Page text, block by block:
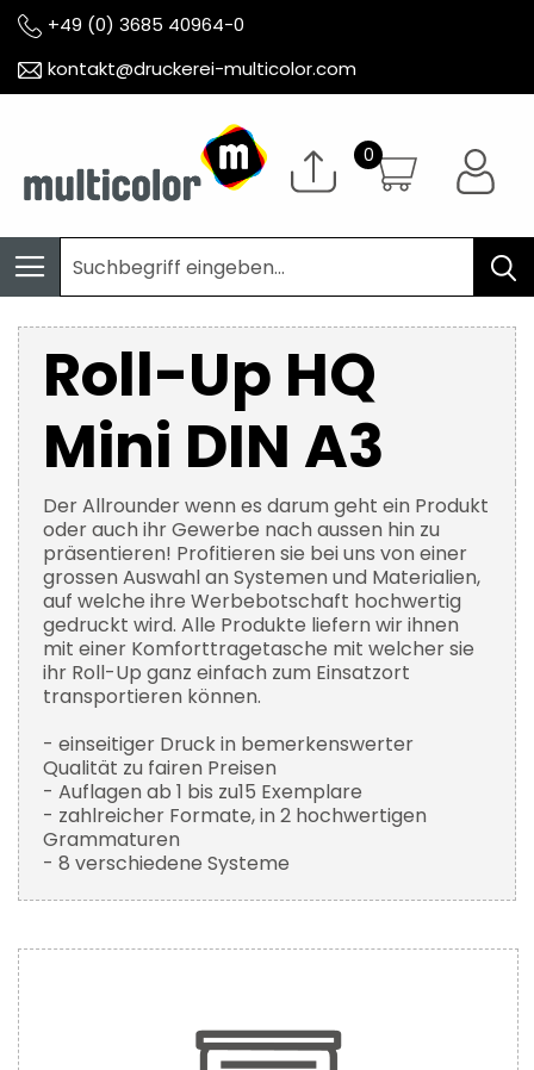
+49 (0) 3685 40964-0
kontakt@druckerei-multicolor.com
Roll-Up HQ
Mini DIN A3
Der Allrounder wenn es darum geht ein Produkt
oder auch ihr Gewerbe nach aussen hin zu
präsentieren! Profitieren sie bei uns von einer
grossen Auswahl an Systemen und Materialien,
auf welche ihre Werbebotschaft hochwertig
gedruckt wird. Alle Produkte liefern wir ihnen
mit einer Komforttragetasche mit welcher sie
ihr Roll-Up ganz einfach zum Einsatzort
transportieren können.
- einseitiger Druck in bemerkenswerter
Qualität zu fairen Preisen
- Auflagen ab 1 bis zu15 Exemplare
- zahlreicher Formate, in 2 hochwertigen
Grammaturen
- 8 verschiedene Systeme
Zum
Ende
der
Bildergalerie
springen